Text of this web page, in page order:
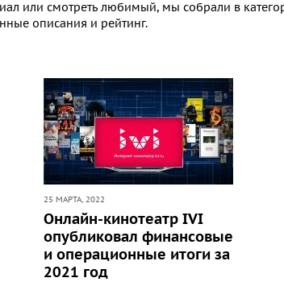
или смотреть любимый, мы собрали в
описания и рейтинг.
25 МАРТА, 2022
Онлайн-кинотеатр IVI
опубликовал финансовые
и операционные итоги за
2021 год